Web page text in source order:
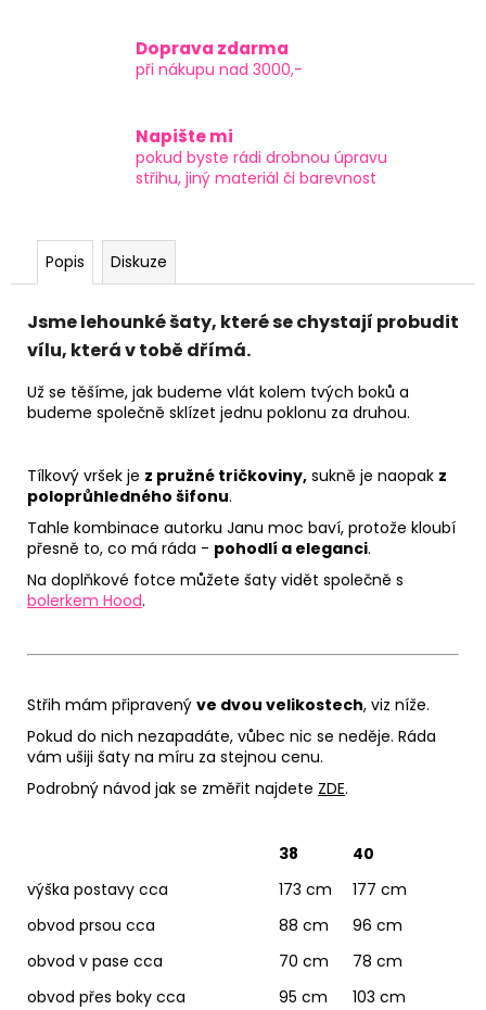
Doprava zdarma
při nákupu nad 3000,-
Napište mi
pokud byste rádi drobnou úpravu
střihu, jiný materiál či barevnost
Popis Diskuze
Jsme lehounké šaty, které se chystají probudit
vílu, která v tobě dřímá.
Už se těšíme, jak budeme vlát kolem tvých boků a
budeme společně sklízet jednu poklonu za druhou.
Tílkový vršek je z pružné tričkoviny, sukně je naopak z
poloprůhledného šifonu.
Tahle kombinace autorku Janu moc baví, protože kloubí
přesně to, co má ráda - pohodlí a eleganci.
Na doplňkové fotce můžete šaty vidět společně s
bolerkem Hood.
Střih mám připravený ve dvou velikostech, viz níže.
Pokud do nich nezapadáte, vůbec nic se neděje. Ráda
vám ušiji šaty na míru za stejnou cenu.
Podrobný návod jak se změřit najdete ZDE.
38
40
výška postavy cca
173 cm
177 cm
obvod prsou cca
88 cm
96 cm
obvod v pase cca
70 cm
78 cm
obvod přes boky cca
95 cm
103 cm